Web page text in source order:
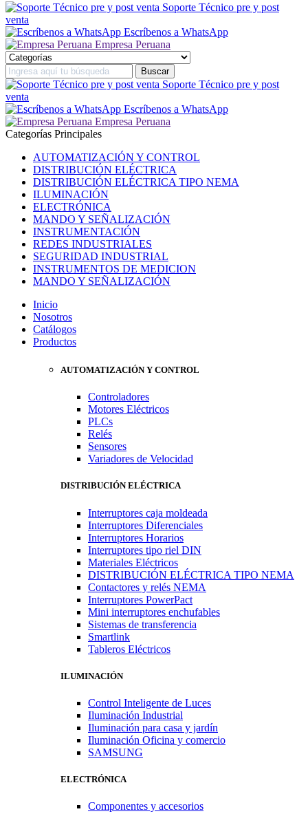
Soporte Técnico pre y post
venta
Escríbenos a WhatsApp
Empresa Peruana
Soporte Técnico pre y post
venta
Escríbenos a WhatsApp
Empresa Peruana
Categorías Principales
AUTOMATIZACIÓN Y CONTROL
DISTRIBUCIÓN ELÉCTRICA
DISTRIBUCIÓN ELÉCTRICA TIPO NEMA
ILUMINACIÓN
ELECTRÓNICA
MANDO Y SEÑALIZACIÓN
INSTRUMENTACIÓN
REDES INDUSTRIALES
SEGURIDAD INDUSTRIAL
INSTRUMENTOS DE MEDICION
MANDO Y SEÑALIZACIÓN
Inicio
Nosotros
Catálogos
Productos
AUTOMATIZACIÓN Y CONTROL
Controladores
Motores Eléctricos
PLCs
Relés
Sensores
Variadores de Velocidad
DISTRIBUCIÓN ELÉCTRICA
Interruptores caja moldeada
Interruptores Diferenciales
Interruptores Horarios
Interruptores tipo riel DIN
Materiales Eléctricos
DISTRIBUCIÓN ELÉCTRICA TIPO NEMA
Contactores y relés NEMA
Interruptores PowerPact
Mini interruptores enchufables
Sistemas de transferencia
Smartlink
Tableros Eléctricos
ILUMINACIÓN
Control Inteligente de Luces
Iluminación Industrial
Iluminación para casa y jardín
Iluminación Oficina y comercio
SAMSUNG
ELECTRÓNICA
Componentes y accesorios